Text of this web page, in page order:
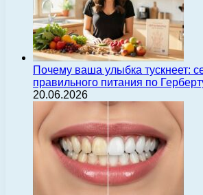
Почему ваша улыбка тускнеет:
правильного питания по
20.06.2026